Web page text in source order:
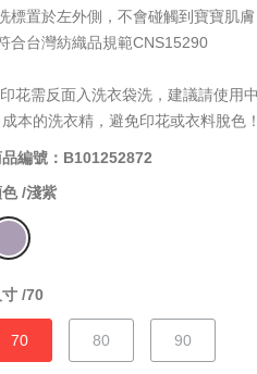
標置於左外側，不會碰觸到寶寶肌膚
合台灣紡織品規範CNS15290
花需反面入洗衣袋洗，建議請使用
成本的洗衣精，避免印花或衣料脫色！
編號：B101252872
色 /淺紫
寸 /70
70 80 90